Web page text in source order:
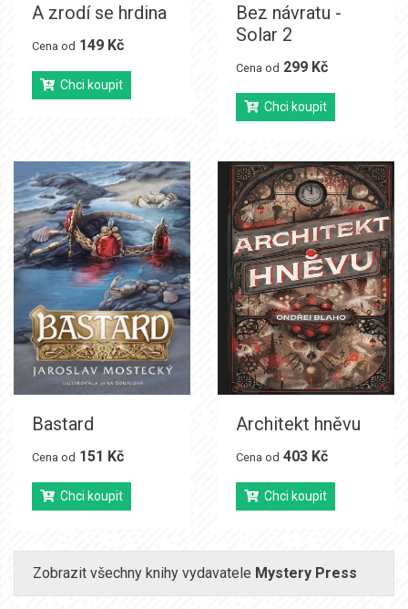
A zrodí se hrdina
Cena od 149 Kč
Chci koupit
Bez návratu -
Solar 2
Cena od 299 Kč
Chci koupit
Bastard
Cena od 151 Kč
Chci koupit
Architekt hněvu
Cena od 403 Kč
Chci koupit
Zobrazit všechny knihy vydavatele Mystery Press